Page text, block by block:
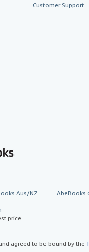
Customer Support
Aus/NZ
price
agreed to be bound by the